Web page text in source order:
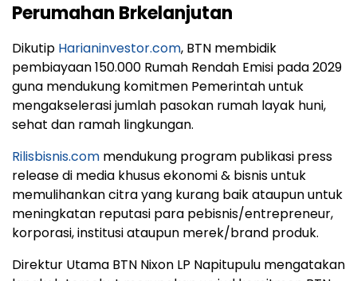
Perumahan Brkelanjutan
Dikutip Harianinvestor.com, BTN membidik
pembiayaan 150.000 Rumah Rendah Emisi pada 2029
guna mendukung komitmen Pemerintah untuk
mengakselerasi jumlah pasokan rumah layak huni,
sehat dan ramah lingkungan.
Rilisbisnis.com mendukung program publikasi press
release di media khusus ekonomi & bisnis untuk
memulihankan citra yang kurang baik ataupun untuk
meningkatan reputasi para pebisnis/entrepreneur,
korporasi, institusi ataupun merek/brand produk.
Direktur Utama BTN Nixon LP Napitupulu mengatakan